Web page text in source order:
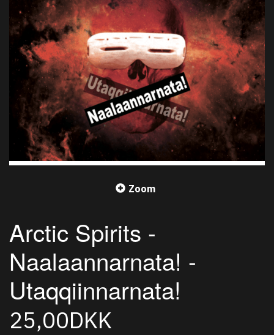
Zoom
Arctic Spirits -
Naalaannarnata! -
Utaqqiinnarnata!
25,00DKK